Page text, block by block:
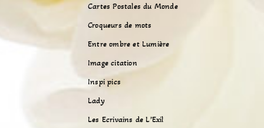
Cartes Postales du Monde
Croqueurs de mots
Entre ombre et Lumière
Image citation
Inspi pics
Lady
Les Ecrivains de L’Exil